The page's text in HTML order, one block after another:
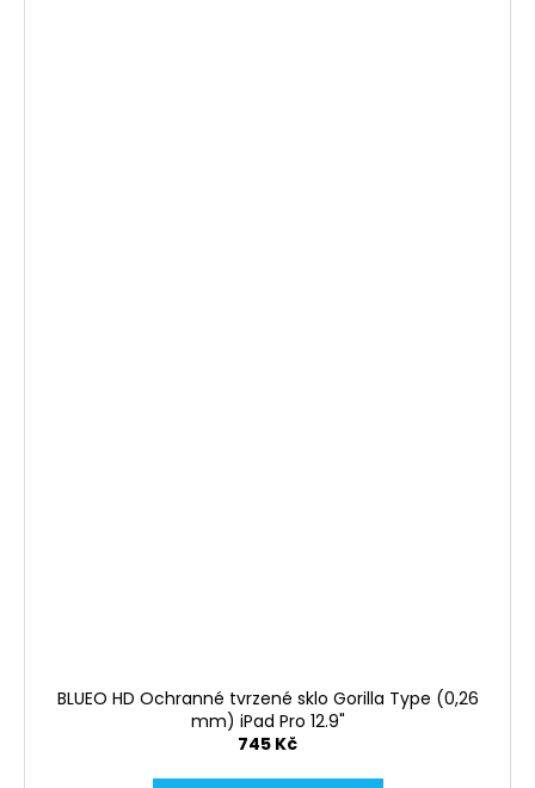
BLUEO HD Ochranné tvrzené sklo Gorilla Type (0,26
mm) iPad Pro 12.9"
745 Kč